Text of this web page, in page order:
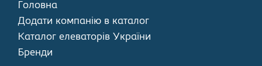
Головна
Додати компанію в каталог
Каталог елеваторів України
Бренди